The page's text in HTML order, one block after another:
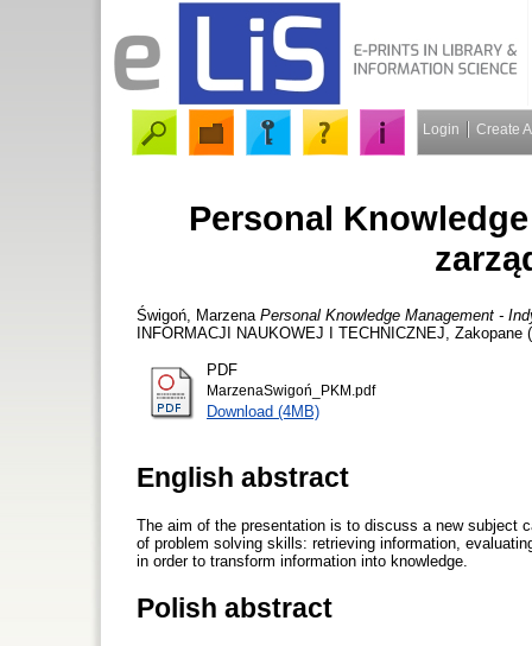
Login Create
Personal
Świgoń, Marzena Personal Knowledge Management -
INFORMACJI NAUKOWEJ I TECHNICZNEJ,
PDF
MarzenaSwigoń_PKM.pdf
Download (4MB)
English abstract
The aim of the presentation is to discuss a new subject
of problem solving skills: retrieving information,
in order to transform information into knowledge.
Polish abstract